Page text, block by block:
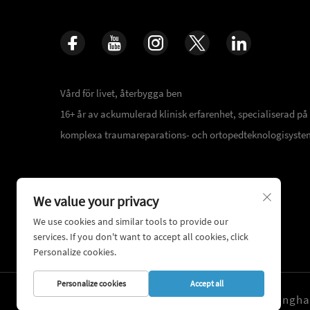
Vård för livet, återbygga ben
16+ år av ackumulerad klinisk erfarenhet, specialiserad
komplexa traumareparations- och
Copyright © 2026
We value your privacy
We use cookies and similar tools to provide our
services. If you don't want to accept all cookies, click
Personalize cookies.
Personalize cookies Accept all